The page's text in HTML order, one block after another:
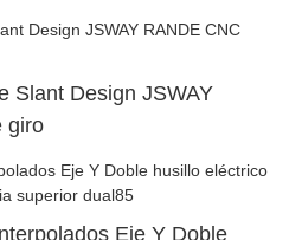
Slant Design JSWAY
giro
Eje Y Doble